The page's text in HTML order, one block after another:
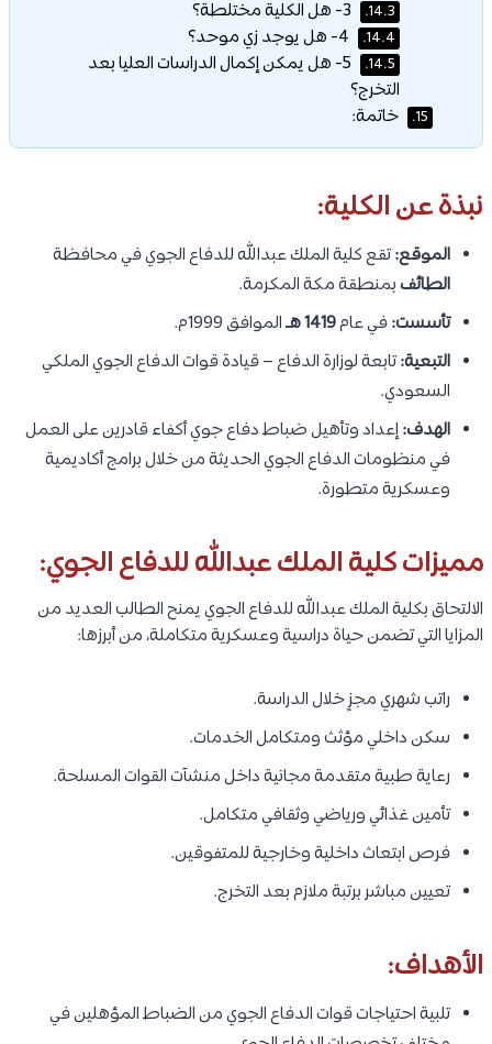
14.3.
14.4.
14.5.
5- هل يمكن إكمال الدراسات العليا بعد
التخرج؟
15. خاتمة:
نبذة عن الكلية:
الموقع:تقع كلية الملك عبدالله للدفاع الجوي في محافظة
الطائفبمنطقة مكة المكرمة.
تأسست:في عام1419 هـ
الموافق 1999م.
التبعية:تابعة لوزارة الدفاع – قيادة قوات الدفاع الجوي الملكي
السعودي.
الهدف:إعداد وتأهيل ضباط دفاع جوي أكفاء قادرين على العمل
في منظومات الدفاع الجوي الحديثة من خلال برامج أكاديمية
وعسكرية متطورة.
مميزات كلية الملك عبدالله للدفاع الجوي:
الالتحاق بكلية الملك عبدالله للدفاع الجوي يمنح الطالب العديد من
المزايا التي تضمن حياة دراسية وعسكرية متكاملة، من أبرزها:
راتب شهري مجزٍ خلال الدراسة.
سكن داخلي مؤثث ومتكامل الخدمات.
رعاية طبية متقدمة مجانية داخل منشآت القوات المسلحة.
تأمين غذائي ورياضي وثقافي متكامل.
فرص ابتعاث داخلية وخارجية للمتفوقين.
تعيين مباشر برتبة ملازم بعد التخرج.
الأهداف:
تلبية احتياجات قوات الدفاع الجوي من الضباط المؤهلين في